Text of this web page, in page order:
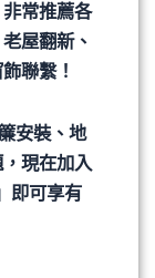
常推薦各
屋翻新、
聯繫！
安裝、地
現在加入
即可享有